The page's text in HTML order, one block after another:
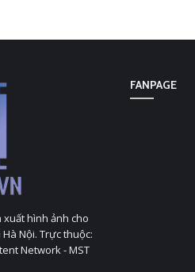
xuất hình ảnh cho
Nội. Trực thuộc:
Network - MST
FANPAGE